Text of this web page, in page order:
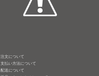
注文について
支払い方法について
配送について